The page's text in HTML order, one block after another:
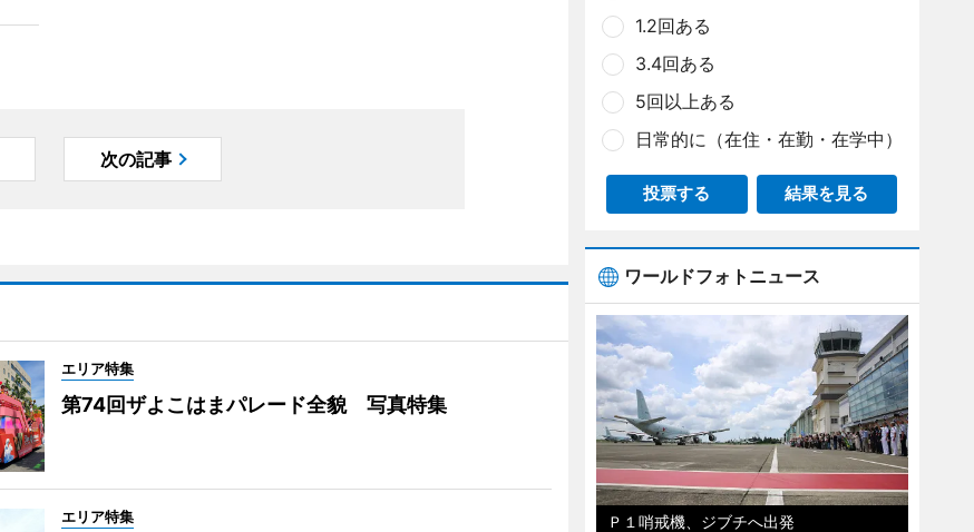
次の記事
エリア特集
第74回ザよこはまパレード全貌 写真特集
エリア特集
1.2回ある
3.4回ある
5回以上ある
日常的に（在住・在勤・在学中）
投票する 結果を見る
ワールドフォトニュース
Ｐ１哨戒機、ジブチへ出発